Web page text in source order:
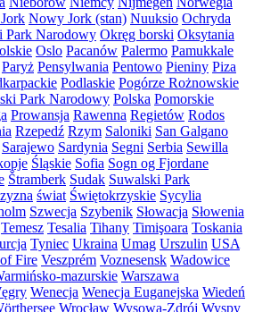
Nowy Jork (stan) Nuuksio Ochryda
Park Narodowy Okręg borski Oksytania
Oslo Pacanów Palermo Pamukkale
Paryż Pensylwania Pentowo Pieniny Piza
Podlaskie Pogórze Rożnowskie
Park Narodowy Polska Pomorskie
Prowansja Rawenna Regietów Rodos
Rzepedź Rzym Saloniki San Galgano
Sarajewo Sardynia Segni Serbia Sewilla
Śląskie Sofia Sogn og Fjordane
Štramberk Sudak Suwalski Park
świat Świętokrzyskie Sycylia
Szwecja Szybenik Słowacja Słowenia
Temesz Tesalia Tihany Timişoara Toskania
Tyniec Ukraina Umag Urszulin USA
Fire Veszprém Voznesensk Wadowice
mazurskie Warszawa
Wenecja Wenecja Euganejska Wiedeń
Wrocław Wysowa-Zdrój Wyspy